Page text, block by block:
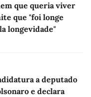
que queria viver
que "foi longe
longevidade"
a deputado
e declara